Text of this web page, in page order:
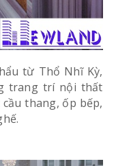
từ Thổ Nhĩ Kỳ,
trang trí nội thất
thang, ốp bếp,